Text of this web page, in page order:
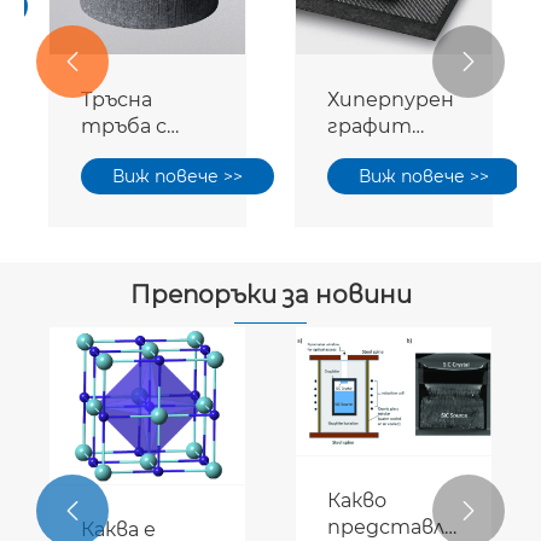
Тръсна
тръба с
висока
чистота
Виж повече >>
Хиперпурен
графит
твърд филц
Виж повече >>
 
Препоръки за новини
Каква е
Какво
представлява
 